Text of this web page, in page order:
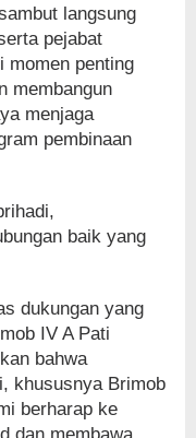
langsung
pejabat
momen penting
membangun
menjaga
pembinaan
baik yang
dukungan yang
IV A Pati
bahwa
khususnya Brimob
berharap ke
dan membawa